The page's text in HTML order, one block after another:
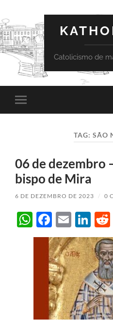
Catolicismo de
Toggle
mobile
TAG: SÃO
06 de dezembro
bispo de Mira
6 DE DEZEMBRO DE 2023 / 0
WhatsApp
Email